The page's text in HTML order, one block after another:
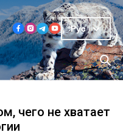
Рус
чего не хватает